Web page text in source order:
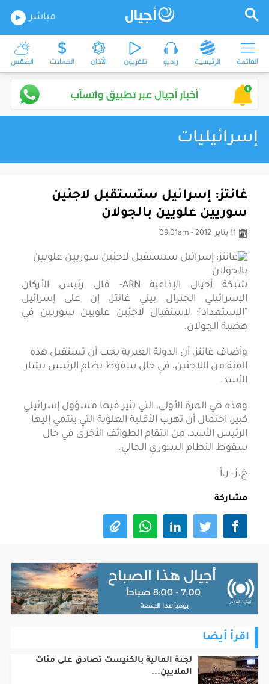
مباشر
القائمة الرئيسية راديو تلفزيون الأذان العملات الطقس
إسرائيليات
غانتز: إسرائيل ستستقبل لاجئين
سوريين علويين بالجولان
11 يناير، 2012 - 09:01am
شبكة أجيال الإذاعية ARN- قال رئيس الأركان
الإسرائيلي الجنرال بيني غانتز، إن على إسرائيل
"الاستعداد"؛ لاستقبال لاجئين علويين سوريين في
هضبة الجولان.
وأضاف غانتز، أن الدولة العبرية يجب أن تستقبل هذه
الفئة من اللاجئين، في حال سقوط نظام الرئيس بشار
الأسد.
وهذه هي المرة الأولى، التي يثير فيها مسؤول إسرائيلي
كبير، احتمال أن تهرب الأقلية العلوية التي ينتمي إليها
الرئيس الأسد، من انتقام الطوائف الأخرى في حال
سقوط النظام السوري الحالي.
خ.ز- ر.أ
مشاركة
الملايين...
04 أغسطس، 2026 - 09:08pm